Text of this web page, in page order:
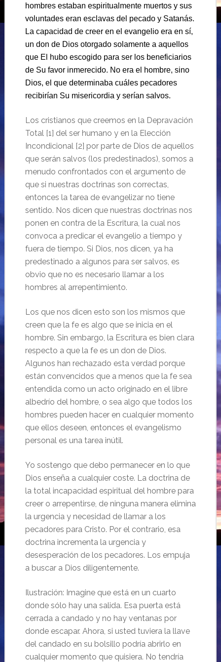
hombres estaban espiritualmente muertos y sus
voluntades eran esclavas del pecado y Satanás.
La capacidad de creer en el evangelio era en sí,
un don de Dios otorgado solamente a aquellos
que El hubo escogido para ser los beneficiarios
de Su favor inmerecido. No era el hombre, sino
Dios, el que determinaba cuáles pecadores
recibirían Su misericordia y serían salvos.
Los cristianos que creemos en la Depravación
Total [1] del ser humano y en la Elección
Incondicional [2] por parte de Dios de aquellos
que serán salvos (los predestinados), somos a
menudo confrontados con el argumento de
que si nuestras doctrinas son correctas,
entonces la tarea de evangelizar no tiene
sentido. Nos dicen que nuestras doctrinas nos
ponen en contra de la Escritura, la cual nos
convoca a predicar el evangelio a tiempo y
fuera de tiempo. Si Dios, nos dicen, ya ha
predestinado a algunos para ser salvos, es
obvio que no es necesario llamar a los
hombres al arrepentimiento.
Los que nos dicen esto son los mismos que
creen que la fe es algo que se inicia en el
hombre. Sin embargo, la Escritura es bien clara
respecto a que la fe es un don de Dios.
Algunos han rechazado esta verdad porque
están convencidos que a menos que la fe sea
entendida como un acto originado en el libre
albedrío del hombre, o sea algo que todos los
hombres pueden hacer en cualquier momento
que ellos deseen, entonces el evangelismo
personal es una tarea inútil.
Yo sostengo que debo permanecer en lo que
Dios enseña a cualquier coste. La doctrina de
la total incapacidad espiritual del hombre para
creer o arrepentirse, de ninguna manera elimina
la urgencia y necesidad de llamar a los
pecadores para Cristo. Por el contrario, esa
doctrina incrementa la urgencia y
desesperación de los pecadores. Los empuja
a buscar a Dios diligentemente.
Ilustración: Imagine que está en un cuarto
donde sólo hay una salida. Esa puerta está
cerrada a candado y no hay ventanas por
donde escapar. Ahora, si usted tuviera la llave
del candado en su bolsillo podría abrirlo en
cualquier momento que quisiera. No tendría